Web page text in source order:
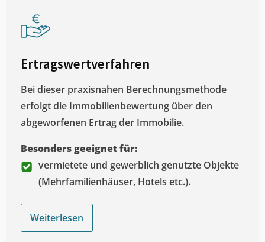
Ertragswertverfahren
Bei dieser praxisnahen Berechnungsmethode
erfolgt die Immobilienbewertung über den
abgeworfenen Ertrag der Immobilie.
Besonders geeignet für:
vermietete und gewerblich genutzte Objekte
(Mehrfamilienhäuser, Hotels etc.).
Weiterlesen